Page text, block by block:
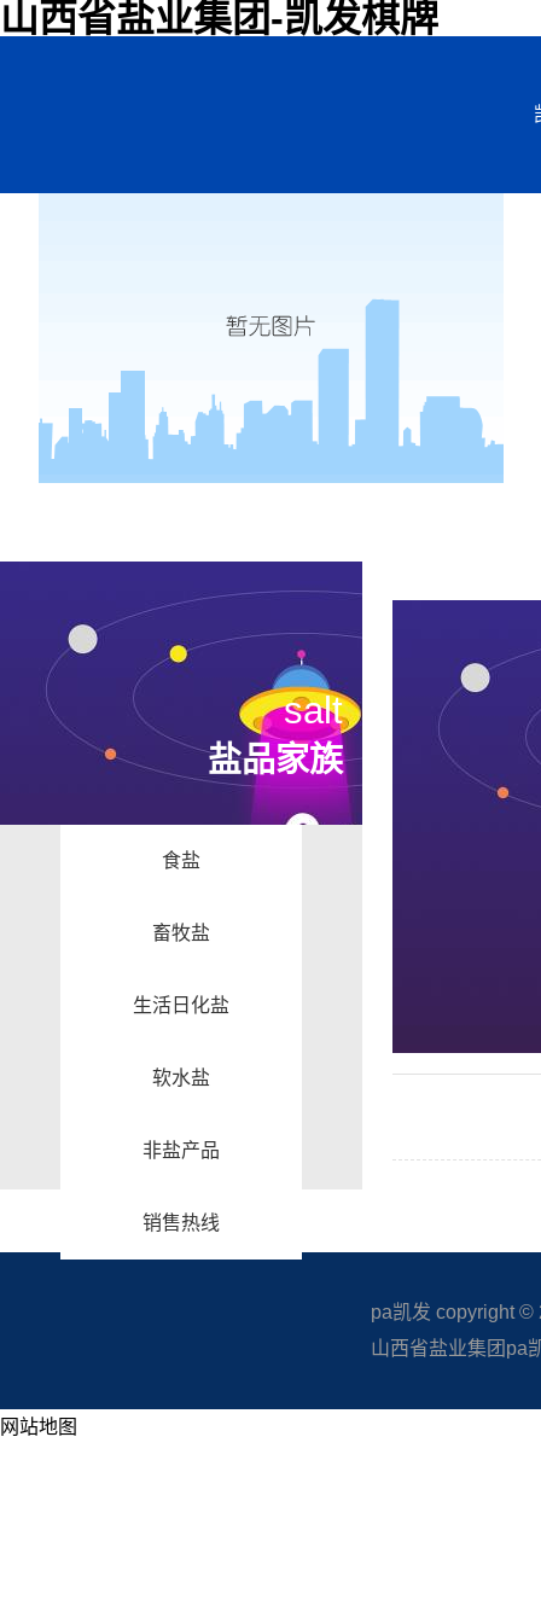
山西省盐业集团-凯发棋牌
salt
盐品家族
食盐
畜牧盐
生活日化盐
软水盐
非盐产品
销售热线
pa凯发 copyright ©
山西省盐业集团pa
网站地图